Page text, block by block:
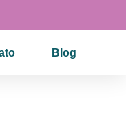
Blog